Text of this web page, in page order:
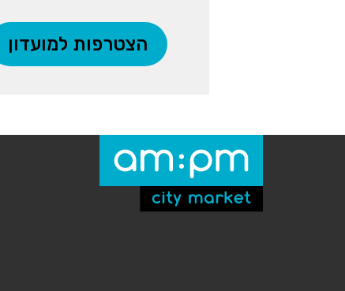
הצטרפות למועדון